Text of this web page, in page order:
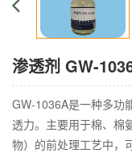
渗透剂 GW-
GW-1036A是一种多功
透力。主要用于棉、棉
物）的前处理工艺中，